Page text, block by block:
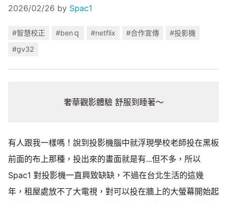
2026/02/26 by Spac1
#智慧校正 #benｑ #netflix #合作宣傳
#投影機
#gv32
奢華觀影體驗 舒服到睡著～
有人跟我一樣嗎！說到投影機腦中就浮現學校老師投在黑板
前面的布上那種，投出來的畫面就是有...但不多，所以
Spac1 對投影機一直興致缺缺，不過在台北生活的這幾
年，租屋處放不了大電視，對可以投在牆上的大螢幕開始起